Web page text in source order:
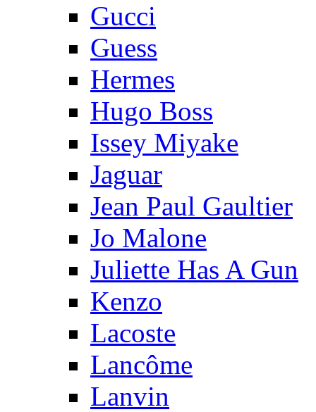
Gucci
Guess
Hermes
Hugo Boss
Issey Miyake
Jaguar
Jean Paul Gaultier
Jo Malone
Juliette Has A Gun
Kenzo
Lacoste
Lancôme
Lanvin